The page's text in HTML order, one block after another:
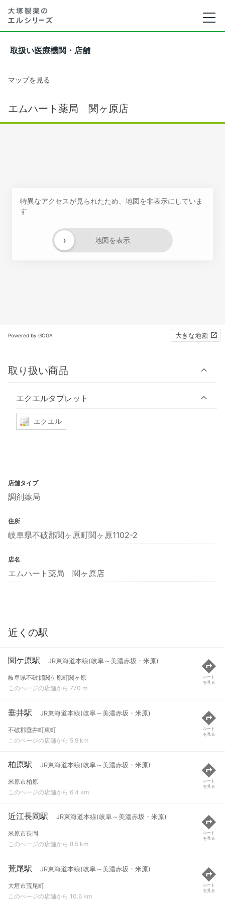
取扱い医療機関・店舗
マップを見る
エムハート薬局 関ヶ原店
特異なアクセスが見られたため、地図を非表示にしていま
す
地図を表示
›
Powered by GOGA 大きな地図
取り扱い商品
エクエルタブレット
エクエル
店舗タイプ
調剤薬局
住所
岐阜県不破郡関ヶ原町関ヶ原1102-2
店名
エムハート薬局 関ヶ原店
近くの駅
関ケ原駅 JR東海道本線(岐阜～美濃赤坂・米原)
岐阜県不破郡関ケ原町関ヶ原
このページの店舗から 770 m
ルート
を見る
垂井駅 JR東海道本線(岐阜～美濃赤坂・米原)
不破郡垂井町東町
このページの店舗から 5.9 km
ルート
を見る
柏原駅 JR東海道本線(岐阜～美濃赤坂・米原)
米原市柏原
このページの店舗から 6.4 km
ルート
を見る
近江長岡駅 JR東海道本線(岐阜～美濃赤坂・米原)
米原市長岡
このページの店舗から 8.5 km
ルート
を見る
荒尾駅 JR東海道本線(岐阜～美濃赤坂・米原)
大垣市荒尾町
このページの店舗から 10.6 km
ルート
を見る